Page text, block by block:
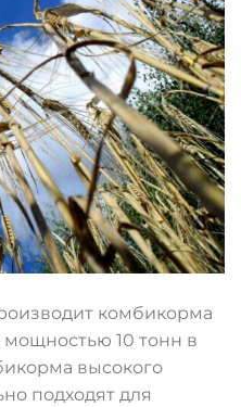
комбикорма
мощностью 10 тонн в
высокого
подходят для